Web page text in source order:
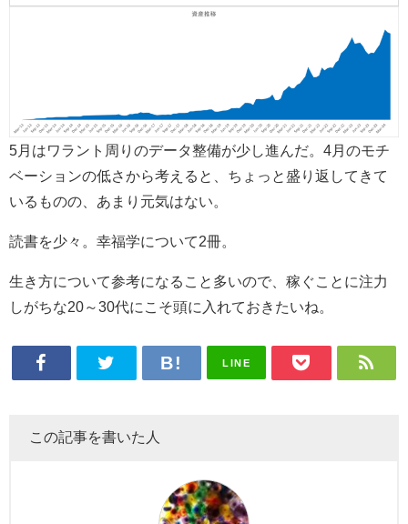
5月はワラント周りのデータ整備が少し進んだ。4月のモチ
ベーションの低さから考えると、ちょっと盛り返してきて
いるものの、あまり元気はない。
読書を少々。幸福学について2冊。
生き方について参考になること多いので、稼ぐことに注力
しがちな20～30代にこそ頭に入れておきたいね。
LINE
この記事を書いた人